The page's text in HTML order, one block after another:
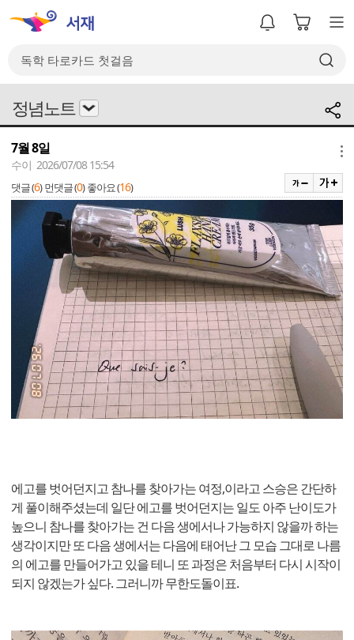
정념노트
7월 8일
수이 2026/07/08 15:54
댓글 (6) 먼댓글 (0) 좋아요 (16)
에고를 벗어던지고 참나를 찾아가는 여정,이라고 스승은 간단하
게 풀이해주셨는데 일단 에고를 벗어던지는 일도 아주 난이도가
높으니 참나를 찾아가는 건 다음 생에서나 가능하지 않을까 하는
생각이지만 또 다음 생에서는 다음에 태어난 그 모습 그대로 나름
의 에고를 만들어가고 있을 테니 또 과정은 처음부터 다시 시작이
되지 않겠는가 싶다. 그러니까 무한도돌이표.